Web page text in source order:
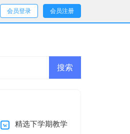
会员登录 会员注册
精选下学期教学